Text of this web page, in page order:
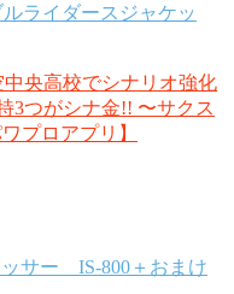
ライダースジャケッ
中央高校でシナリオ強化
3つがシナ金!! 〜サクス
プロアプリ】
サー IS-800＋おまけ